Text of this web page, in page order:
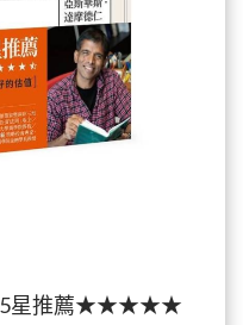
星推薦★★★★★